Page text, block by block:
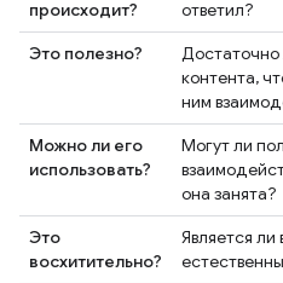
происходит?
ответил?
Это полезно?
Достаточно
контента,
ним
Можно ли его
использовать?
Могут ли
она занята?
Это
восхитительно?
Является